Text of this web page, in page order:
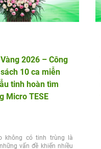
2026 – Công
10 ca miễn
tinh hoàn tìm
Micro TESE
không có tinh trùng là
vấn đề khiến nhiều